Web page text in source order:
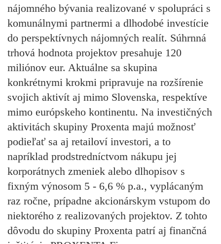
nájomného bývania realizované v spolupráci s
komunálnymi partnermi a dlhodobé investície
do perspektívnych nájomných realít. Súhrnná
trhová hodnota projektov presahuje 120
miliónov eur. Aktuálne sa skupina
konkrétnymi krokmi pripravuje na rozšírenie
svojich aktivít aj mimo Slovenska, respektíve
mimo európskeho kontinentu. Na investičných
aktivitách skupiny Proxenta majú možnosť
podieľať sa aj retailoví investori, a to
napríklad prodstredníctvom nákupu jej
korporátnych zmeniek alebo dlhopisov s
fixným výnosom 5 - 6,6 % p.a., vyplácaným
raz ročne, prípadne akcionárskym vstupom do
niektorého z realizovaných projektov. Z tohto
dôvodu do skupiny Proxenta patrí aj finančná